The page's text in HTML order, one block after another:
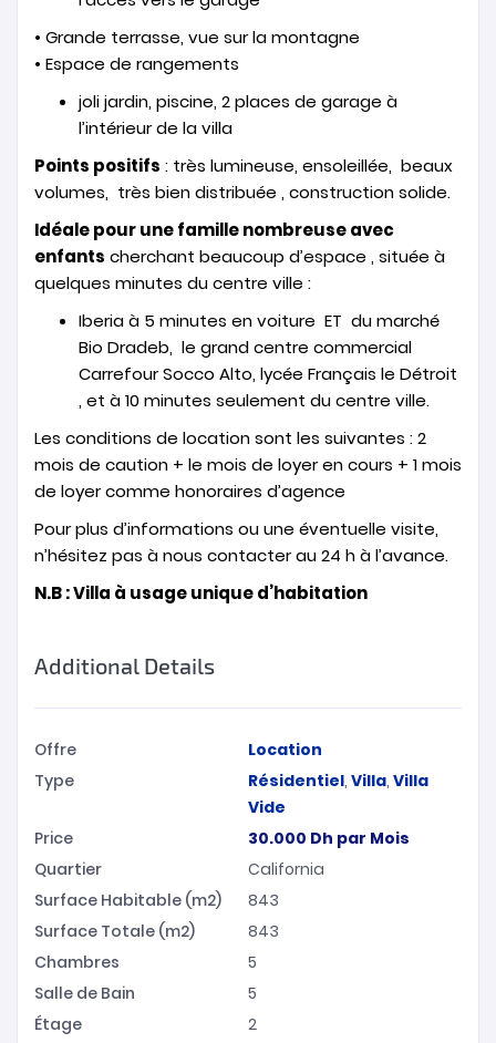
• Grande terrasse, vue sur la montagne
• Espace de rangements
joli jardin, piscine, 2 places de garage à
l’intérieur de la villa
Points positifs : très lumineuse, ensoleillée, beaux
volumes, très bien distribuée , construction solide.
Idéale pour une famille nombreuse avec
enfants cherchant beaucoup d’espace , située à
quelques minutes du centre ville :
Iberia à 5 minutes en voiture ET du marché
Bio Dradeb, le grand centre commercial
Carrefour Socco Alto, lycée Français le Détroit
, et à 10 minutes seulement du centre ville.
Les conditions de location sont les suivantes : 2
mois de caution + le mois de loyer en cours + 1 mois
de loyer comme honoraires d’agence
Pour plus d’informations ou une éventuelle visite,
n’hésitez pas à nous contacter au 24 h à l’avance.
N.B : Villa à usage unique d’habitation
Additional Details
Offre
Location
Type
Résidentiel, Villa, Villa
Vide
Price
30.000 Dh par Mois
Quartier
California
Surface Habitable (m2)
843
Surface Totale (m2)
843
Chambres
5
Salle de Bain
5
Étage
2